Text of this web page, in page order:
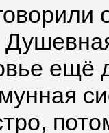
о
ещё